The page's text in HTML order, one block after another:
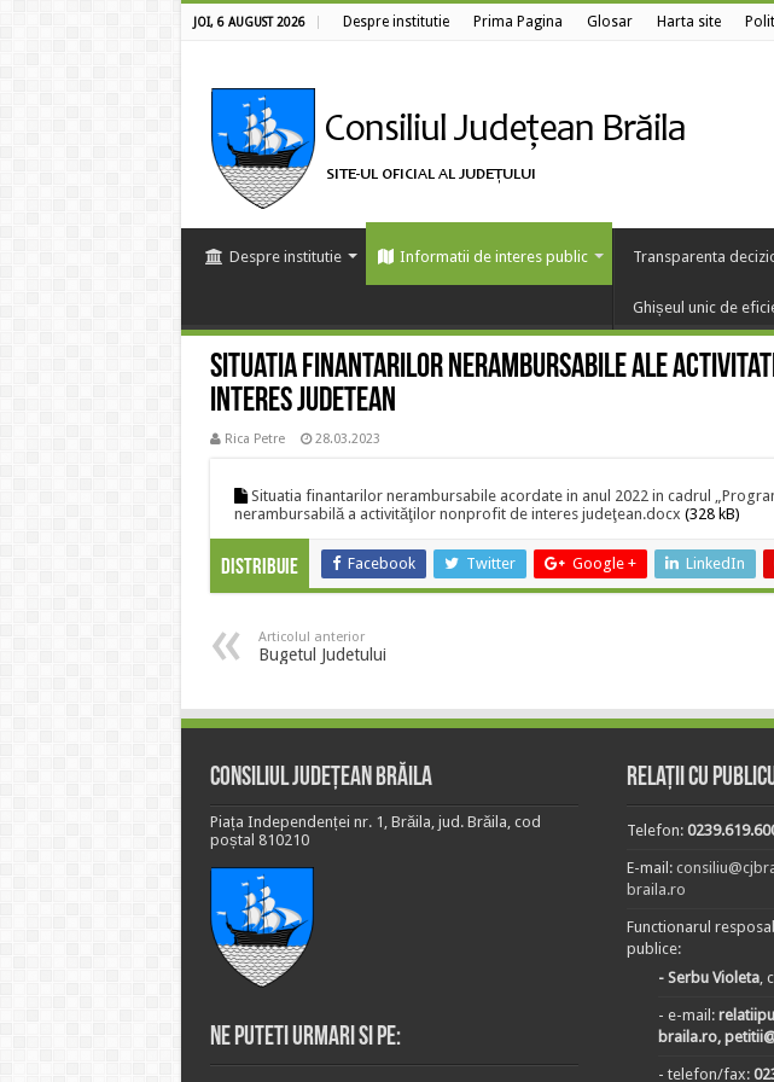
JOI, 6 AUGUST 2026 Despre institutie Prima Pagina Glosar Harta site
Despre institutie Informatii de interes public Transparenta
Ghișeul unic de
Situatia finantarilor nerambursabile ale
interes judetean
Rica Petre 28.03.2023
Situatia finantarilor nerambursabile acordate in anul 2022 in cadrul
nerambursabilă a activităţilor nonprofit de interes judeţean.docx (328 kB)
Distribuie Facebook Twitter Google + LinkedIn
Articolul anterior
Bugetul Judetului
Consiliul Județean Brăila
Piața Independenței nr. 1, Brăila, jud. Brăila, cod
poștal 810210
Ne puteti urmari si pe:
Relații cu
Telefon:
E-mail:
braila.ro
Functionarul
publice:
- Serbu Violeta,
- e-mail:
braila.ro,
- telefon/fax: